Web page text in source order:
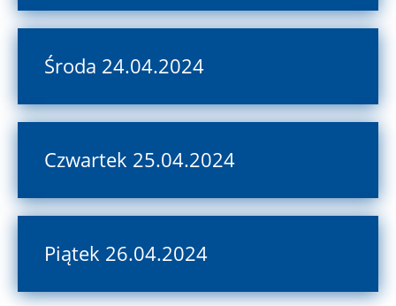
Środa 24.04.2024
Czwartek 25.04.2024
Piątek 26.04.2024